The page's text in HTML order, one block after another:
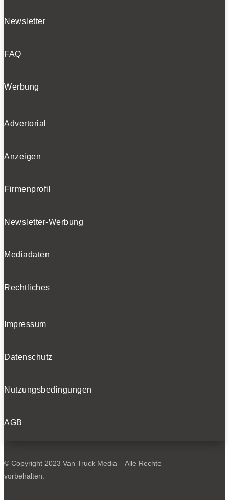
Newsletter
FAQ
Werbung
Advertorial
Anzeigen
Firmenprofil
Newsletter-Werbung
Mediadaten
Rechtliches
Impressum
Datenschutz
Nutzungsbedingungen
AGB
© Copyright 2023 Van Truck Media – Alle Rechte
vorbehalten.